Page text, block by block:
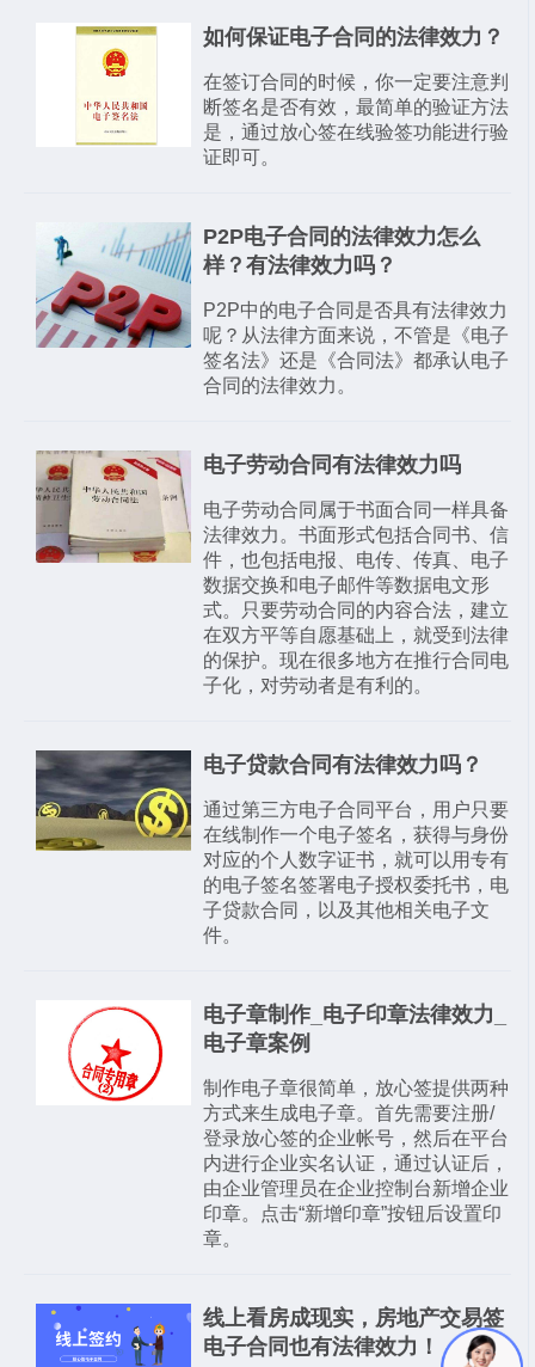
如何保证电子合同的法律效力？
在签订合同的时候，你一定要注意判
断签名是否有效，最简单的验证方法
是，通过放心签在线验签功能进行验
证即可。
P2P电子合同的法律效力怎么
样？有法律效力吗？
P2P中的电子合同是否具有法律效力
呢？从法律方面来说，不管是《电子
签名法》还是《合同法》都承认电子
合同的法律效力。
电子劳动合同有法律效力吗
电子劳动合同属于书面合同一样具备
法律效力。书面形式包括合同书、信
件，也包括电报、电传、传真、电子
数据交换和电子邮件等数据电文形
式。只要劳动合同的内容合法，建立
在双方平等自愿基础上，就受到法律
的保护。现在很多地方在推行合同电
子化，对劳动者是有利的。
电子贷款合同有法律效力吗？
通过第三方电子合同平台，用户只要
在线制作一个电子签名，获得与身份
对应的个人数字证书，就可以用专有
的电子签名签署电子授权委托书，电
子贷款合同，以及其他相关电子文
件。
电子章制作_电子印章法律效力_
电子章案例
制作电子章很简单，放心签提供两种
方式来生成电子章。首先需要注册/
登录放心签的企业帐号，然后在平台
内进行企业实名认证，通过认证后，
由企业管理员在企业控制台新增企业
印章。点击“新增印章”按钮后设置印
章。
线上看房成现实，房地产交易签
电子合同也有法律效力！